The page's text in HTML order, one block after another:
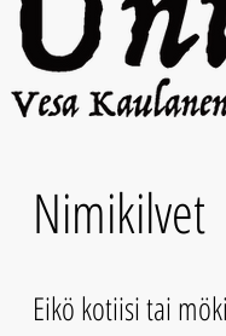
Nimikilvet
Eikö kotiisi tai